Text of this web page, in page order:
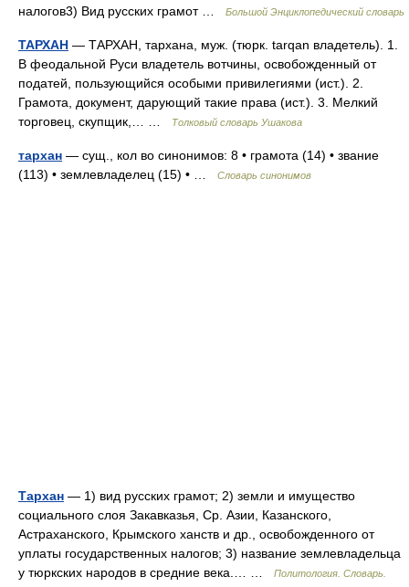
налогов3) Вид русских грамот …
Большой Энциклопедический словарь
ТАРХАН — ТАРХАН, тархана, муж. (тюрк. tarqan владетель). 1.
В феодальной Руси владетель вотчины, освобожденный от
податей, пользующийся особыми привилегиями (ист.). 2.
Грамота, документ, дарующий такие права (ист.). 3. Мелкий
торговец, скупщик,… …
Толковый словарь Ушакова
тархан — сущ., кол во синонимов: 8 • грамота (14) • звание
(113) • землевладелец (15) • …
Словарь синонимов
Тархан — 1) вид русских грамот; 2) земли и имущество
социального слоя Закавказья, Ср. Азии, Казанского,
Астраханского, Крымского ханств и др., освобожденного от
уплаты государственных налогов; 3) название землевладельца
у тюркских народов в средние века.… …
Политология. Словарь.